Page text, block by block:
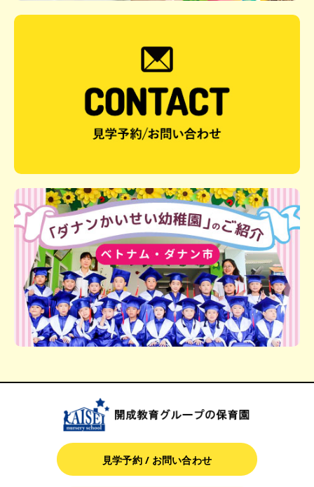
見学予約 / お問い合わせ